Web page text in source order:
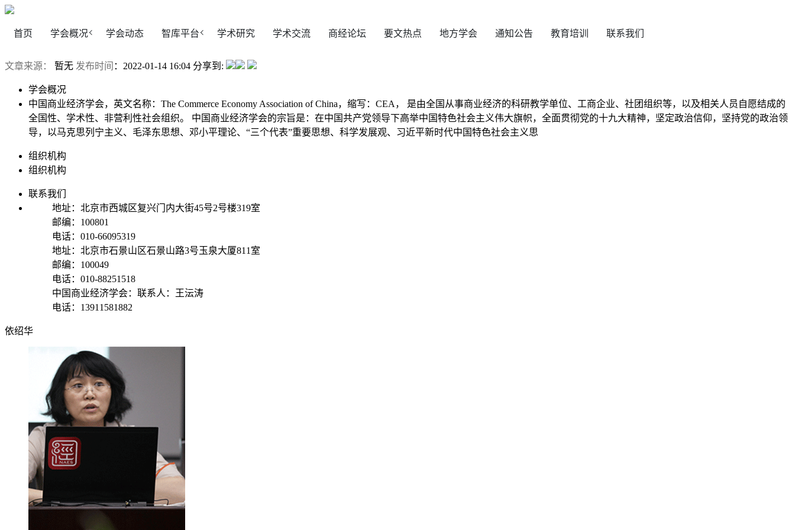
首页 学会概况 学会动态 智库平台 学术研究 学术交流 商经论坛 要文热点 地方学会 通知公告 教育培训 联系我们
文章来源： 暂无 发布时间 ：2022-01-14 16:04 分享到:
学会概况
中国商业经济学会，英文名称：The Commerce Economy Association of China，缩写：CEA， 是由全国从事商业经济的科研教学单位、工商企业、社团组织等，以及相关人员自愿结成的
全国性、学术性、非营利性社会组织。 中国商业经济学会的宗旨是：在中国共产党领导下高举中国特色社会主义伟大旗帜，全面贯彻党的十九大精神，坚定政治信仰，坚持党的政治领
导，以马克思列宁主义、毛泽东思想、邓小平理论、“三个代表”重要思想、科学发展观、习近平新时代中国特色社会主义思
组织机构
组织机构
联系我们
地址：北京市西城区复兴门内大街45号2号楼319室
邮编：100801
电话：010-66095319
地址：北京市石景山区石景山路3号玉泉大厦811室
邮编：100049
电话：010-88251518
中国商业经济学会：联系人：王沄涛
电话：13911581882
依绍华